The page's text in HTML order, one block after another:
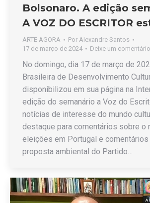
Bolsonaro. A edição
A VOZ DO ESCRITOR
ARTE AGORA Por Alexandre Santos
17 de março de 2024
Deixe um comentário
No domingo, dia 17 de março de
Brasileira de Desenvolvimento
disponibilizou em sua página na
edição do semanário a Voz do
notícias de interesse do mundo
destaque para comentários sobre o
eleições em Portugal e
proposta ambiental do Partido…